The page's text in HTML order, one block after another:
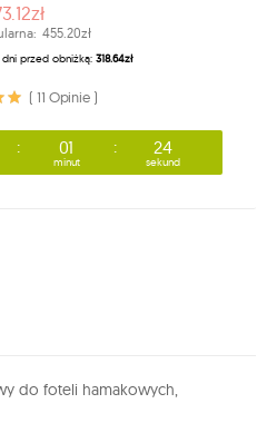
455.20zł
przed obniżką: 318.64zł
( 11 Opinie )
01
minut
20
sekund
do foteli hamakowych,